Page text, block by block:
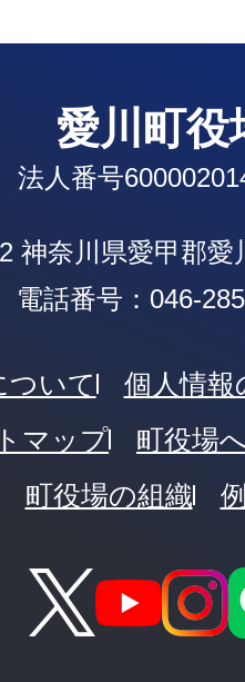
愛川町役
法人番号
神奈川県愛甲郡愛
電話番号：046-
ついて
個人情
マップ
町役場
町役場の組織